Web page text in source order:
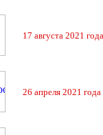
17 августа 2021 года
26 апреля 2021 года